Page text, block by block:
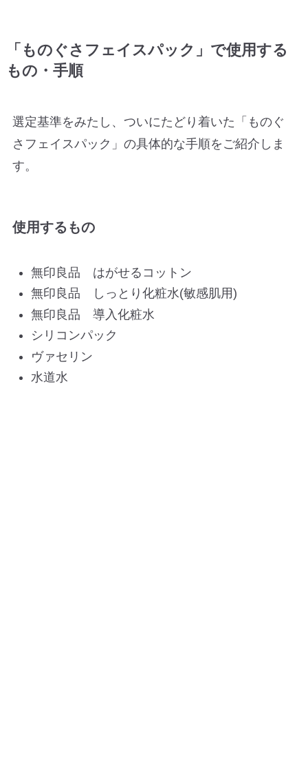
「ものぐさフェイスパック」で使用する
もの・手順
選定基準をみたし、ついにたどり着いた「ものぐ
さフェイスパック」の具体的な手順をご紹介しま
す。
使用するもの
無印良品 はがせるコットン
無印良品 しっとり化粧水(敏感肌用)
無印良品 導入化粧水
シリコンパック
ヴァセリン
水道水